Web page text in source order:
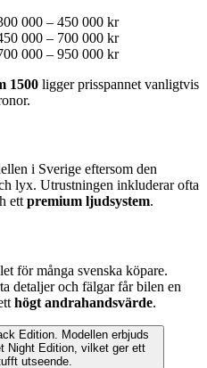
000 – 450 000 kr
000 – 700 000 kr
000 – 950 000 kr
1500 ligger prisspannet vanligtvis
i Sverige eftersom den
lyx. Utrustningen inkluderar ofta
ett premium ljudsystem.
för många svenska köpare.
detaljer och fälgar får bilen en
högt andrahandsvärde.